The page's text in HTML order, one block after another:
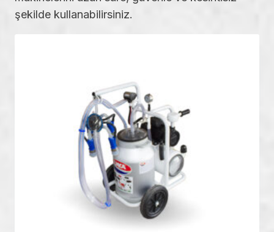
şekilde kullanabilirsiniz.